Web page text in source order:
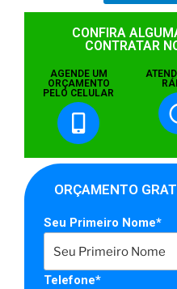
CONFIRA
CONTRATAR
AGENDE UM
ORÇAMENTO
PELO CELULAR
ORÇAMENTO
Seu Primeiro Nome*
Telefone*